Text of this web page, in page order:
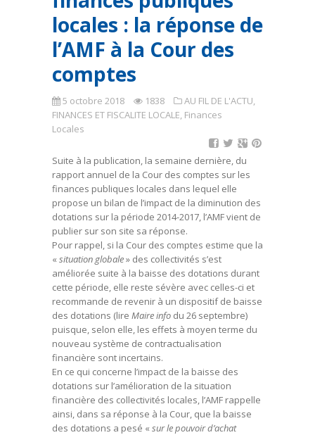
locales : la réponse de
l’AMF à la Cour des
comptes
5 octobre 2018 1838 AU FIL DE L'ACTU,
FINANCES ET FISCALITE LOCALE, Finances
Locales
Suite à la publication, la semaine dernière, du
rapport annuel de la Cour des comptes sur les
finances publiques locales dans lequel elle
propose un bilan de l’impact de la diminution des
dotations sur la période 2014-2017, l’AMF vient de
publier sur son site sa réponse.
Pour rappel, si la Cour des comptes estime que la
« situation globale» des collectivités s’est
améliorée suite à la baisse des dotations durant
cette période, elle reste sévère avec celles-ci et
recommande de revenir à un dispositif de baisse
des dotations (lire Maire info du 26 septembre)
puisque, selon elle, les effets à moyen terme du
nouveau système de contractualisation
financière sont incertains.
En ce qui concerne l’impact de la baisse des
dotations sur l’amélioration de la situation
financière des collectivités locales, l’AMF rappelle
ainsi, dans sa réponse à la Cour, que la baisse
des dotations a pesé « sur le pouvoir d’achat